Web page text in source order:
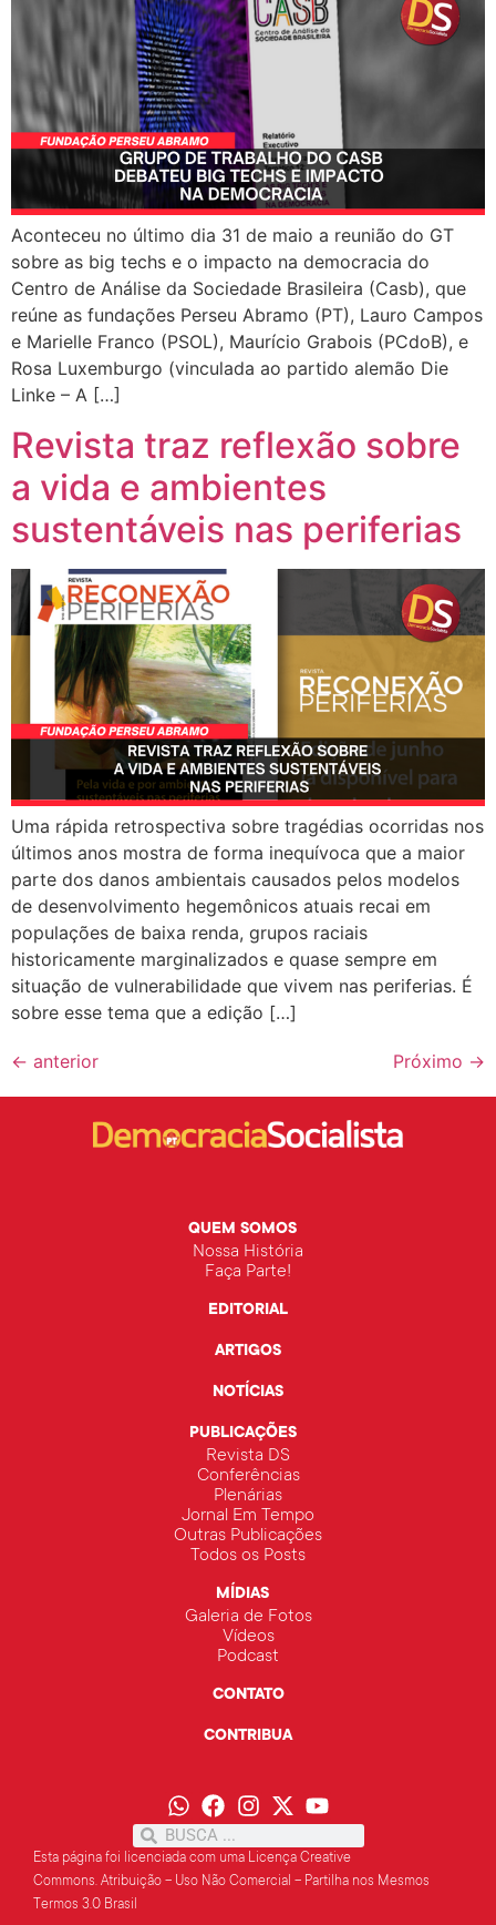
Aconteceu no último dia 31 de maio a reunião do GT
sobre as big techs e o impacto na democracia do
Centro de Análise da Sociedade Brasileira (Casb), que
reúne as fundações Perseu Abramo (PT), Lauro Campos
e Marielle Franco (PSOL), Maurício Grabois (PCdoB), e
Rosa Luxemburgo (vinculada ao partido alemão Die
Linke – A […]
Revista traz reflexão sobre
a vida e ambientes
sustentáveis nas periferias
Uma rápida retrospectiva sobre tragédias ocorridas nos
últimos anos mostra de forma inequívoca que a maior
parte dos danos ambientais causados pelos modelos
de desenvolvimento hegemônicos atuais recai em
populações de baixa renda, grupos raciais
historicamente marginalizados e quase sempre em
situação de vulnerabilidade que vivem nas periferias. É
sobre esse tema que a edição […]
← anterior Próximo →
QUEM SOMOS
Nossa História
Faça Parte!
EDITORIAL
ARTIGOS
NOTÍCIAS
PUBLICAÇÕES
Revista DS
Conferências
Plenárias
Jornal Em Tempo
Outras Publicações
Todos os Posts
MÍDIAS
Galeria de Fotos
Vídeos
Podcast
CONTATO
CONTRIBUA
Esta página foi licenciada com uma Licença Creative
Commons. Atribuição – Uso Não Comercial – Partilha nos Mesmos
Termos 3.0 Brasil